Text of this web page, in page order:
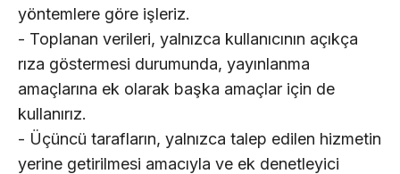
yöntemlere göre işleriz.
- Toplanan verileri, yalnızca kullanıcının açıkça
rıza göstermesi durumunda, yayınlanma
amaçlarına ek olarak başka amaçlar için de
kullanırız.
- Üçüncü tarafların, yalnızca talep edilen hizmetin
yerine getirilmesi amacıyla ve ek denetleyici